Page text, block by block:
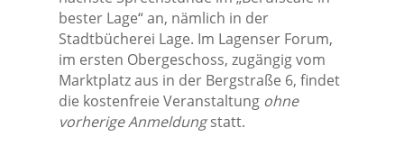
bester Lage“ an, nämlich in der
Stadtbücherei Lage. Im Lagenser Forum,
im ersten Obergeschoss, zugängig vom
Marktplatz aus in der Bergstraße 6, findet
die kostenfreie Veranstaltung ohne
vorherige Anmeldungstatt.